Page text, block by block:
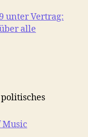
unter Vertrag:
alle
Music